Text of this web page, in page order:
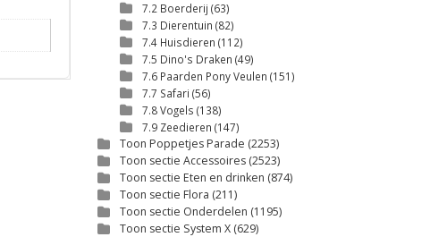
7.2 Boerderij (63)
7.3 Dierentuin (82)
7.4 Huisdieren (112)
7.5 Dino's Draken (49)
7.6 Paarden Pony Veulen (151)
7.7 Safari (56)
7.8 Vogels (138)
7.9 Zeedieren (147)
Toon Poppetjes Parade (2253)
Toon sectie Accessoires (2523)
Toon sectie Eten en drinken (874)
Toon sectie Flora (211)
Toon sectie Onderdelen (1195)
Toon sectie System X (629)